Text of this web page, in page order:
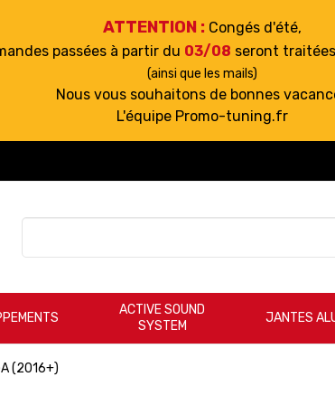
ATTENTION : Congés d'été,
passées à partir du 03/08 seront
(ainsi que les mails)
Nous vous souhaitons de bonnes
L'équipe Promo-tuning.fr
ACTIVE SOUND
SYSTEM
JANTES
(2016+)